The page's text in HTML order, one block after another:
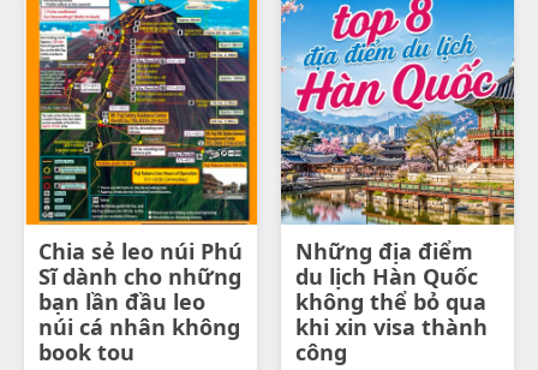
Chia sẻ leo núi Phú
Sĩ dành cho những
bạn lần đầu leo
núi cá nhân không
book tou
Những địa điểm
du lịch Hàn Quốc
không thể bỏ qua
khi xin visa thành
công